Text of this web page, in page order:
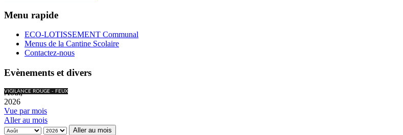
Menu rapide
ECO-LOTISSEMENT Communal
Menus de la Cantine Scolaire
Contactez-nous
Evènements et divers
VIGILANCE ROUGE - FEUX
Août,
2026
Vue par mois
Aller au mois
Aller au mois